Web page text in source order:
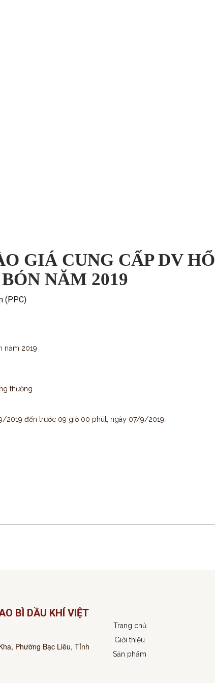
GIÁ CUNG CẤP DV HỔ
NĂM 2019
(PPC)
năm 2019
thường.
2019 đến trước 09 giờ 00 phút, ngày 07/9/2019.
BÌ DẦU KHÍ VIỆT
Phường Bạc Liêu, Tỉnh
Trang chủ
Giới thiệu
Sản phẩm